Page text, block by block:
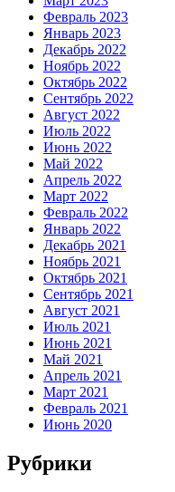
Февраль 2023
Январь 2023
Декабрь 2022
Ноябрь 2022
Октябрь 2022
Сентябрь 2022
Август 2022
Июль 2022
Июнь 2022
Май 2022
Апрель 2022
Март 2022
Февраль 2022
Январь 2022
Декабрь 2021
Ноябрь 2021
Октябрь 2021
Сентябрь 2021
Август 2021
Июль 2021
Июнь 2021
Май 2021
Апрель 2021
Март 2021
Февраль 2021
Июнь 2020
Рубрики